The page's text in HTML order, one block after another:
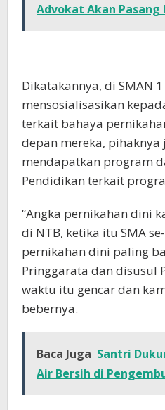
Advokat Akan Pasang
Dikatakannya, di SMAN
mensosialisasikan
terkait bahaya
depan mereka, pihaknya
mendapatkan program
Pendidikan terkait
“Angka pernikahan dini
di NTB, ketika itu SMA
pernikahan dini paling
Pringgarata dan disusul
waktu itu gencar dan
bebernya.
Baca Juga Santri
Air Bersih di